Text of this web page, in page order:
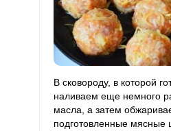
В сковороду, в которой
наливаем еще немного
масла, а затем
подготовленные мясные